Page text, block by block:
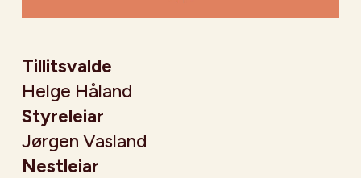
Tillitsvalde
Helge Håland
Styreleiar
Jørgen Vasland
Nestleiar